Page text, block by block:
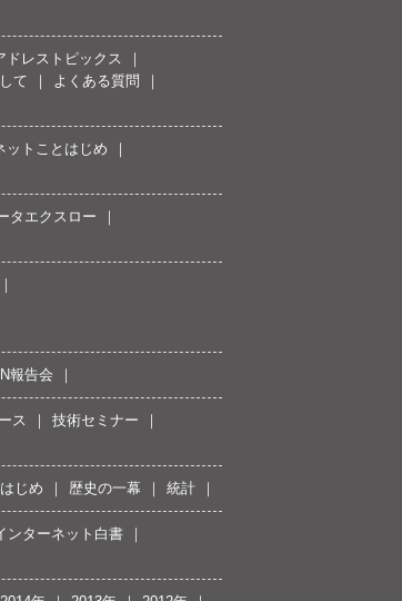
ドレストピックス
て
よくある質問
ットことはじめ
タエクスロー
報告会
ス
技術セミナー
じめ 歴史の一幕 統計
ンターネット白書